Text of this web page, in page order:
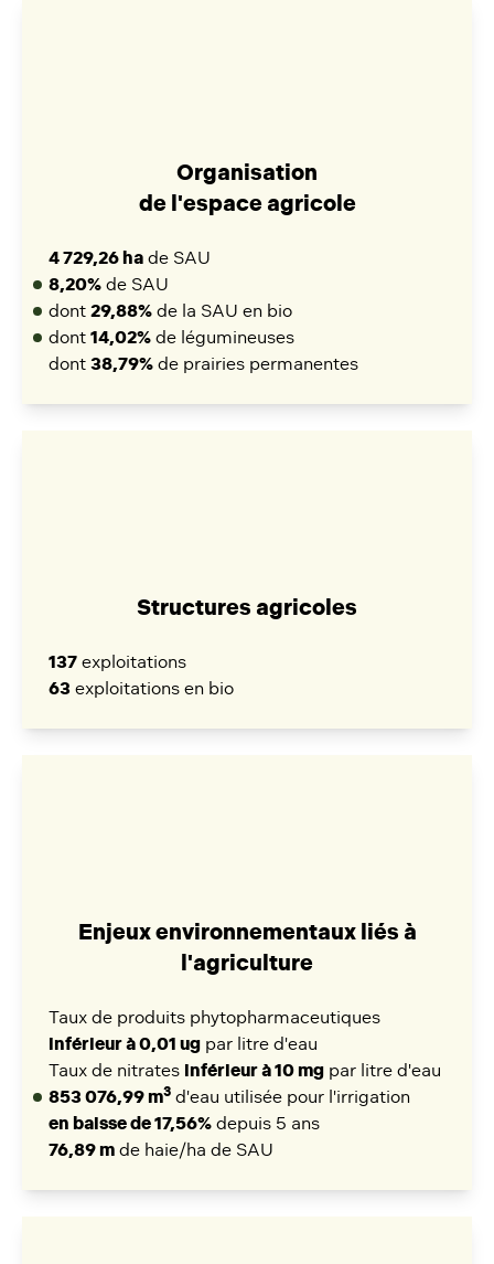
Organisation
de l'espace agricole
4 729,26 ha de SAU
8,20% de SAU
dont 29,88% de la SAU en bio
dont 14,02% de légumineuses
dont 38,79% de prairies permanentes
Structures agricoles
137 exploitations
63 exploitations en bio
Enjeux environnementaux liés à
l'agriculture
Taux de produits phytopharmaceutiques
inférieur à 0,01 ug par litre d'eau
Taux de nitrates inférieur à 10 mg par litre d'eau
853 076,99 m3 d'eau utilisée pour l'irrigation
en baisse de 17,56% depuis 5 ans
76,89 m de haie/ha de SAU